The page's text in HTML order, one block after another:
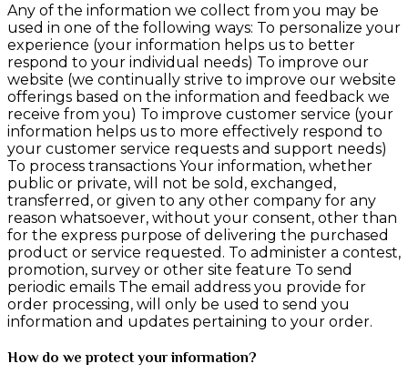
Any of the information we collect from you may be
used in one of the following ways: To personalize your
experience (your information helps us to better
respond to your individual needs) To improve our
website (we continually strive to improve our website
offerings based on the information and feedback we
receive from you) To improve customer service (your
information helps us to more effectively respond to
your customer service requests and support needs)
To process transactions Your information, whether
public or private, will not be sold, exchanged,
transferred, or given to any other company for any
reason whatsoever, without your consent, other than
for the express purpose of delivering the purchased
product or service requested. To administer a contest,
promotion, survey or other site feature To send
periodic emails The email address you provide for
order processing, will only be used to send you
information and updates pertaining to your order.
How do we protect your information?